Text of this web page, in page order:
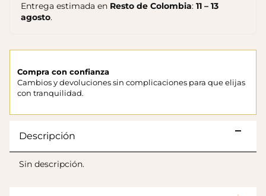
Entrega estimada en Resto de Colombia: 11 – 13
agosto.
Compra con confianza
Cambios y devoluciones sin complicaciones para que elijas
con tranquilidad.
Descripción
Sin descripción.